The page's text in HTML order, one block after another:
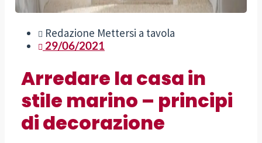
Redazione Mettersi a tavola
29/06/2021
Arredare la casa in
stile marino – principi
di decorazione